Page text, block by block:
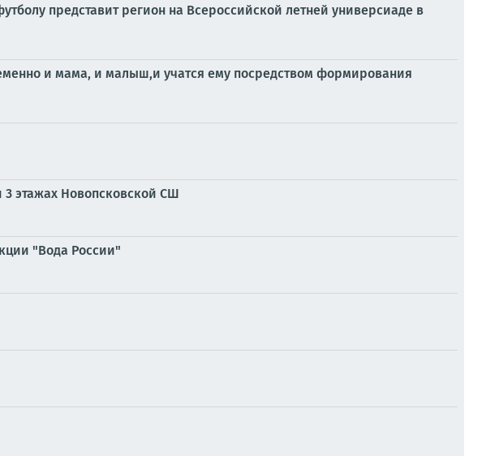
представит регион на Всероссийской летней универсиаде в
и мама, и малыш,и учатся ему посредством формирования
этажах Новопсковской СШ
"Вода России"